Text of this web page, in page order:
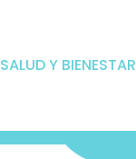
SALUD Y BIENESTAR